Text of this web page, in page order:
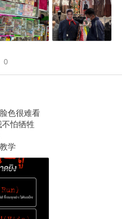
0
色很难看
不怕牺牲
学